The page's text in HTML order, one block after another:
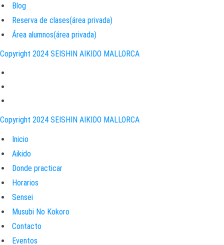
Blog
Reserva de clases(área privada)
Área alumnos(área privada)
Copyright 2024 SEISHIN AIKIDO MALLORCA
Copyright 2024 SEISHIN AIKIDO MALLORCA
Inicio
Aikido
Donde practicar
Horarios
Sensei
Musubi No Kokoro
Contacto
Eventos